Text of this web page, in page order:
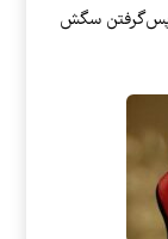
پس‌گرفتن سگش